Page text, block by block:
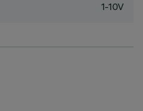
1-10V